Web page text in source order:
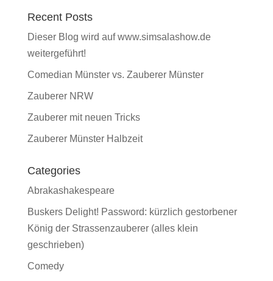
Recent Posts
Dieser Blog wird auf www.simsalashow.de
weitergeführt!
Comedian Münster vs. Zauberer Münster
Zauberer NRW
Zauberer mit neuen Tricks
Zauberer Münster Halbzeit
Categories
Abrakashakespeare
Buskers Delight! Password: kürzlich gestorbener
König der Strassenzauberer (alles klein
geschrieben)
Comedy